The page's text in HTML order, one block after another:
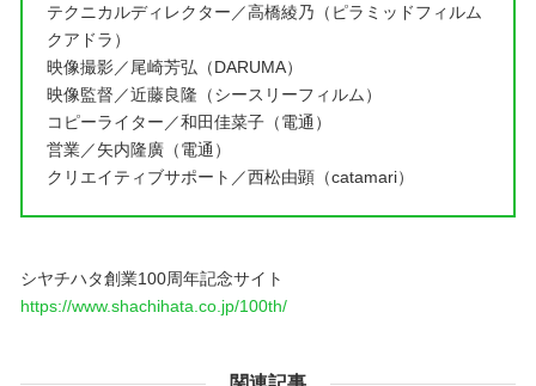
テクニカルディレクター／高橋綾乃（ピラミッドフィルム
クアドラ）
映像撮影／尾崎芳弘（DARUMA）
映像監督／近藤良隆（シースリーフィルム）
コピーライター／和田佳菜子（電通）
営業／矢内隆廣（電通）
クリエイティブサポート／西松由顕（catamari）
シヤチハタ創業100周年記念サイト
https://www.shachihata.co.jp/100th/